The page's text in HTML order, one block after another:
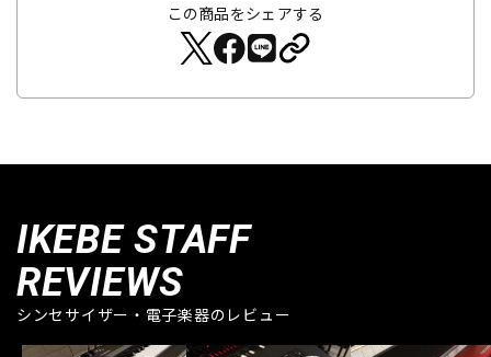
この商品をシェアする
IKEBE STAFF
REVIEWS
シンセサイザー・電子楽器のレビュー